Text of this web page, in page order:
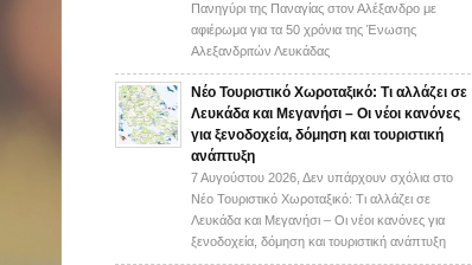
Πανηγύρι της Παναγίας στον Αλέξανδρο με
αφιέρωμα για τα 50 χρόνια της Ένωσης
Αλεξανδριτών Λευκάδας
Νέο Τουριστικό Χωροταξικό: Τι αλλάζει σε
Λευκάδα και Μεγανήσι – Οι νέοι κανόνες
για ξενοδοχεία, δόμηση και τουριστική
ανάπτυξη
7 Αυγούστου 2026, Δεν υπάρχουν σχόλια στο
Νέο Τουριστικό Χωροταξικό: Τι αλλάζει σε
Λευκάδα και Μεγανήσι – Οι νέοι κανόνες για
ξενοδοχεία, δόμηση και τουριστική ανάπτυξη